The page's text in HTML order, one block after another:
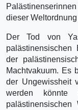
dieser
Der Tod von
palästinensischen
der
Machtvakuum. Es
der Ungewissheit
werden könnte
palästinensischen